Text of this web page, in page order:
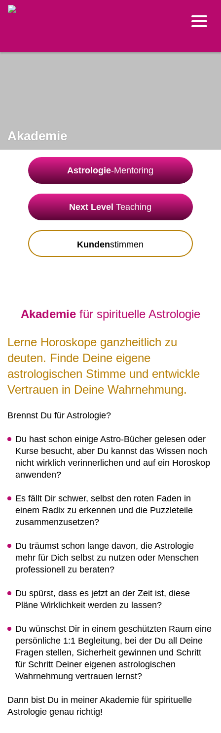
Akademie
Astrologie-Mentoring
Next LevelTeaching
Kundenstimmen
Akademie für spirituelle Astrologie
Lerne Horoskope ganzheitlich zu
deuten. Finde Deine eigene
astrologischen Stimme und entwickle
Vertrauen in Deine Wahrnehmung.
Brennst Du für Astrologie?
Du hast schon einige Astro-Bücher gelesen oder
Kurse besucht, aber Du kannst das Wissen noch
nicht wirklich verinnerlichen und auf ein Horoskop
anwenden?
Es fällt Dir schwer, selbst den roten Faden in
einem Radix zu erkennen und die Puzzleteile
zusammenzusetzen?
Du träumst schon lange davon, die Astrologie
mehr für Dich selbst zu nutzen oder Menschen
professionell zu beraten?
Du spürst, dass es jetzt an der Zeit ist, diese
Pläne Wirklichkeit werden zu lassen?
Du wünschst Dir in einem geschützten Raum eine
persönliche 1:1 Begleitung, bei der Du all Deine
Fragen stellen, Sicherheit gewinnen und Schritt
für Schritt Deiner eigenen astrologischen
Wahrnehmung vertrauen lernst?
Dann bist Du in meiner Akademie für spirituelle
Astrologie genau richtig!